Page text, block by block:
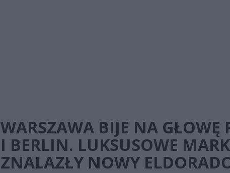
WARSZAWA BIJE NA GŁOWĘ
I BERLIN. LUKSUSOWE
ZNALAZŁY NOWY